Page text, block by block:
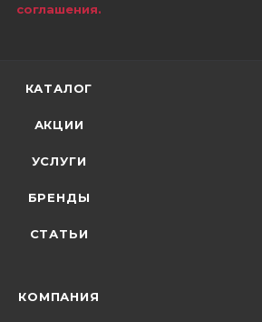
соглашения.
КАТАЛОГ
АКЦИИ
УСЛУГИ
БРЕНДЫ
СТАТЬИ
КОМПАНИЯ